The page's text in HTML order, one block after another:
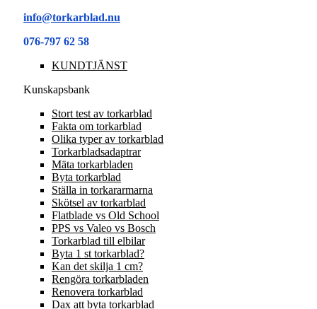
info@torkarblad.nu
076-797 62 58
KUNDTJÄNST
Kunskapsbank
Stort test av torkarblad
Fakta om torkarblad
Olika typer av torkarblad
Torkarbladsadaptrar
Mäta torkarbladen
Byta torkarblad
Ställa in torkararmarna
Skötsel av torkarblad
Flatblade vs Old School
PPS vs Valeo vs Bosch
Torkarblad till elbilar
Byta 1 st torkarblad?
Kan det skilja 1 cm?
Rengöra torkarbladen
Renovera torkarblad
Dax att byta torkarblad